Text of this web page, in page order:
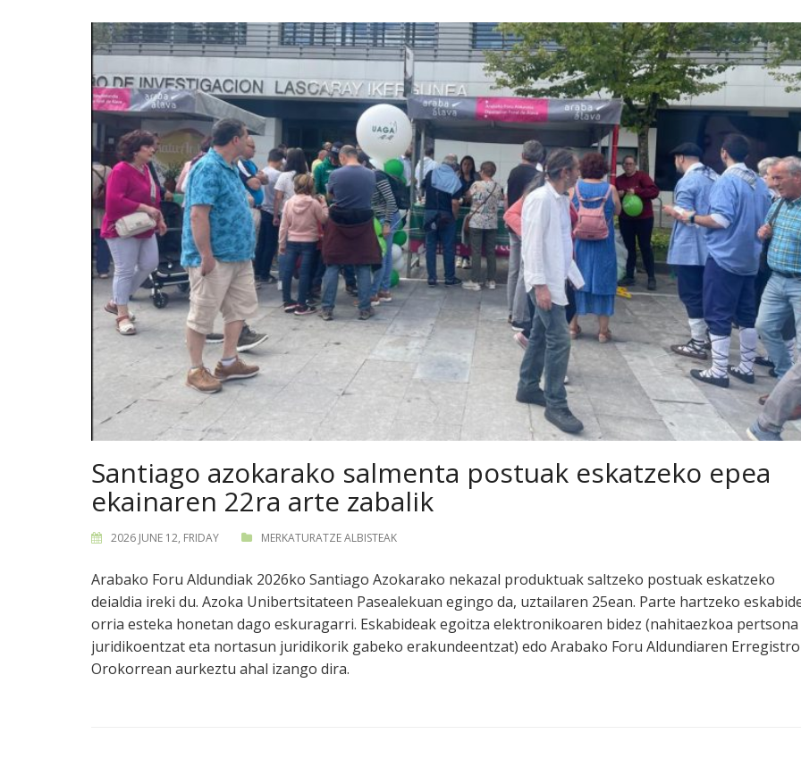
Santiago azokarako salmenta postuak eskatzeko epea
ekainaren 22ra arte zabalik
2026 JUNE 12, FRIDAY MERKATURATZE ALBISTEAK
Arabako Foru Aldundiak 2026ko Santiago Azokarako nekazal produktuak saltzeko postuak eskatzeko
deialdia ireki du. Azoka Unibertsitateen Pasealekuan egingo da, uztailaren 25ean. Parte hartzeko
orria esteka honetan dago eskuragarri. Eskabideak egoitza elektronikoaren bidez (nahitaezkoa pertsona
juridikoentzat eta nortasun juridikorik gabeko erakundeentzat) edo Arabako Foru Aldundiaren Erregistro
Orokorrean aurkeztu ahal izango dira.